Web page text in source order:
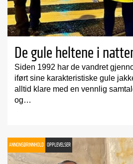
De gule heltene i
Siden 1992 har de vandret
iført sine karakteristiske gule
alltid klare med en vennlig
og…
ANNONSØRINNHOLD OPPLEVELSER